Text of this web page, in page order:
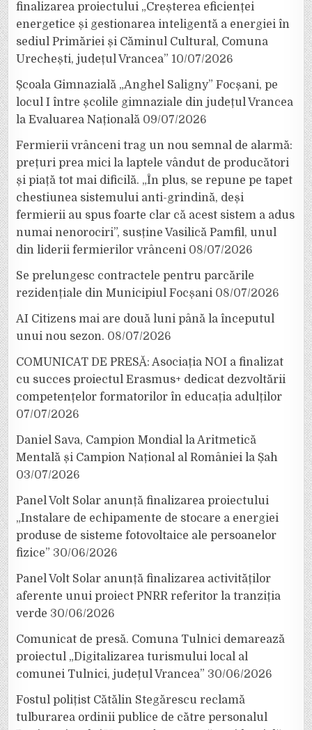
finalizarea proiectului „Creșterea eficienței
energetice și gestionarea inteligentă a energiei în
sediul Primăriei și Căminul Cultural, Comuna
Urechești, județul Vrancea” 10/07/2026
Școala Gimnazială „Anghel Saligny” Focșani, pe
locul I între școlile gimnaziale din județul Vrancea
la Evaluarea Națională 09/07/2026
Fermierii vrânceni trag un nou semnal de alarmă:
prețuri prea mici la laptele vândut de producători
și piață tot mai dificilă. „În plus, se repune pe tapet
chestiunea sistemului anti-grindină, deși
fermierii au spus foarte clar că acest sistem a adus
numai nenorociri”, susține Vasilică Pamfil, unul
din liderii fermierilor vrânceni 08/07/2026
Se prelungesc contractele pentru parcările
rezidențiale din Municipiul Focșani 08/07/2026
AI Citizens mai are două luni până la începutul
unui nou sezon. 08/07/2026
COMUNICAT DE PRESĂ: Asociația NOI a finalizat
cu succes proiectul Erasmus+ dedicat dezvoltării
competențelor formatorilor în educația adulților
07/07/2026
Daniel Sava, Campion Mondial la Aritmetică
Mentală și Campion Național al României la Șah
03/07/2026
Panel Volt Solar anunță finalizarea proiectului
„Instalare de echipamente de stocare a energiei
produse de sisteme fotovoltaice ale persoanelor
fizice” 30/06/2026
Panel Volt Solar anunță finalizarea activităților
aferente unui proiect PNRR referitor la tranziția
verde 30/06/2026
Comunicat de presă. Comuna Tulnici demarează
proiectul „Digitalizarea turismului local al
comunei Tulnici, județul Vrancea” 30/06/2026
Fostul polițist Cătălin Stegărescu reclamă
tulburarea ordinii publice de către personalul